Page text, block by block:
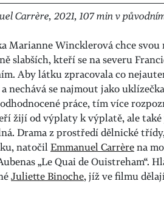
Carrère, 2021, 107 min v
Marianne Wincklerová chce
slabších, kteří se na severu
Aby látku zpracovala co
nechává se najmout jako
práce, tím více
žijí od výplaty k výplatě, ale
Drama z prostředí dělnické
natočilEmmanuel Carrèrena
„Le Quai de Ouistreham“.
Juliette Binoche, jíž ve filmu